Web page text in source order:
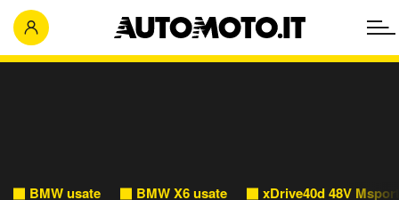
BMW usate BMW X6 usate xDrive40d 48V